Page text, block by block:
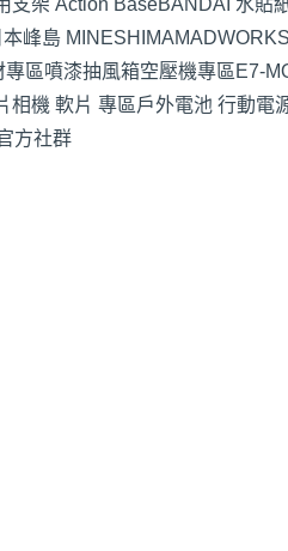
支架 Action BaseBANDAI 水貼
峰島 MINESHIMA
專區噴漆抽風箱空壓機專區 E7-
相機 軟片 專區 戶外電池 行動電
方社群